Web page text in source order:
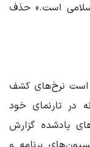
‌است.» حذف
است نرخ‌های کشف
در تارنمای خود
یادشده گزارش